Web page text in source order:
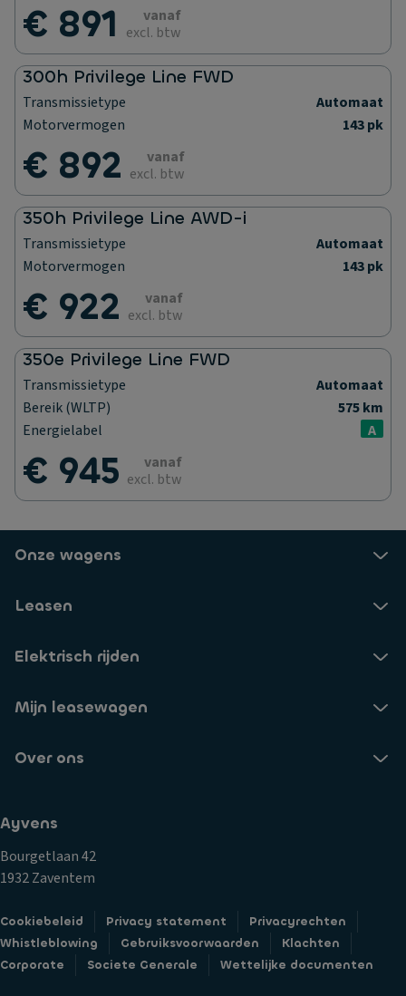
€ 891
vanaf
excl. btw
300h Privilege Line FWD
Transmissietype
Automaat
Motorvermogen
143 pk
€ 892
vanaf
excl. btw
350h Privilege Line AWD-i
Transmissietype
Automaat
Motorvermogen
143 pk
€ 922
vanaf
excl. btw
350e Privilege Line FWD
Transmissietype
Automaat
Bereik (WLTP)
575 km
Energielabel
A
€ 945
vanaf
excl. btw
Onze wagens
Leasen
Elektrisch rijden
Mijn leasewagen
Over ons
Ayvens
Bourgetlaan 42
1932 Zaventem
Cookiebeleid Privacy statement
Privacyrechten
Whistleblowing
Gebruiksvoorwaarden
Klachten
Corporate
Societe Generale Wettelijke documenten